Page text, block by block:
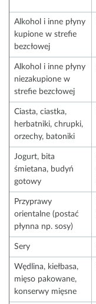
Alkohol i inne płyny
kupione w strefie
bezcłowej
Alkohol i inne płyny
niezakupione w
strefie bezcłowej
Ciasta, ciastka,
herbatniki, chrupki,
orzechy, batoniki
Jogurt, bita
śmietana, budyń
gotowy
Przyprawy
orientalne (postać
płynna np. sosy)
Sery
Wędlina, kiełbasa,
mięso pakowane,
konserwy mięsne